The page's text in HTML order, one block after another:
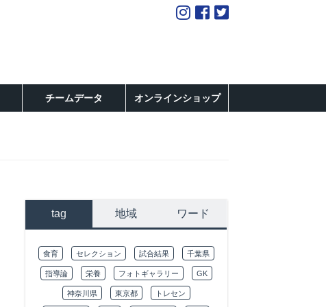
チームデータ オンラインショップ
tag 地域 ワード
食育 セレクション 試合結果 千葉県
指導論 栄養 フォトギャラリー GK
神奈川県 東京都 トレセン